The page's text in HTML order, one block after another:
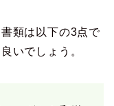
類は以下の3点で
いでしょう。